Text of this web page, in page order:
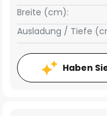
Breite (cm):
Ausladung / Tiefe
Haben